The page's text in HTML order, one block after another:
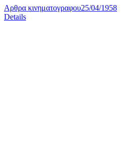
Αρθρα κινηματογραφου25/04/1958
Details